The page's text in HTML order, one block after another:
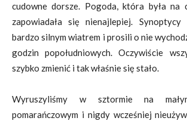
cudowne dorsze. Pogoda, która była na
zapowiadała się nienajlepiej.
bardzo silnym wiatrem i prosili o nie
godzin popołudniowych. Oczywiście
szybko zmienić i tak właśnie się stało.
Wyruszyliśmy w sztormie na
pomarańczowym i nigdy wcześniej